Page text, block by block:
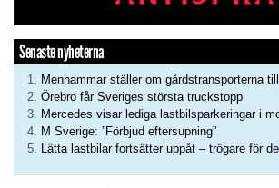
Senaste nyheterna
Menhammar ställer om gårdstransporterna
Örebro får Sveriges största truckstopp
Mercedes visar lediga lastbilsparkeringar i
M Sverige: ”Förbjud eftersupning”
Lätta lastbilar fortsätter uppåt – trögare för